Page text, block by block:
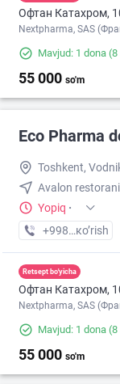
Офтан Катахром,
Nextpharma, SAS
Mavjud: 1 dona (8
55 000 so'm
Eco Pharma
Toshkent,
Avalon restorani
Yopiq ·
+998 (55) XXX-
кo’rish
Retsept bo'yicha
Офтан Катахром,
Nextpharma, SAS
Mavjud: 1 dona (8
55 000 so'm